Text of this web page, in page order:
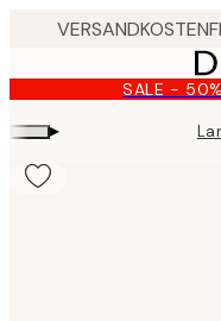
content.
SALE - 50%
▸